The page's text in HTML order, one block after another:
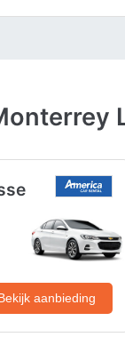
aanbieding